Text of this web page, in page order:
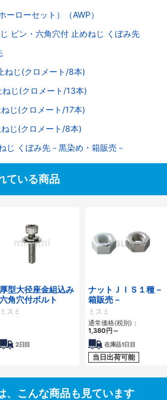
ローセット）（AWP）
ピン・六角穴付 止めねじ くぼみ先
ねじ(クロメート/8本)
じ(クロメート/13本)
じ(クロメート/17本)
じ(クロメート/8本)
じ くぼみ先－黒染め・箱販売－
ている商品
厚型大径座金組込み
六角穴付ボルト
ミスミ
2日目
ナットＪＩＳ１種－
箱販売－
ミスミ
通常価格(税別)：
1,380円 ～
在庫品1日目
当日出荷可能
、こんな商品も見ています